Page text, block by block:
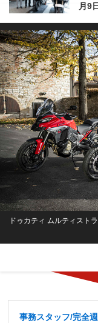
月9
ドゥカティ ムルティスト
事務スタッフ/完全